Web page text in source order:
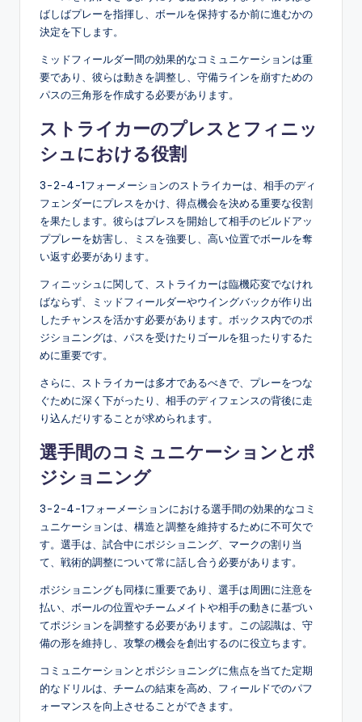
ばしばプレーを指揮し、ボールを保持するか前に進むかの
決定を下します。
ミッドフィールダー間の効果的なコミュニケーションは重
要であり、彼らは動きを調整し、守備ラインを崩すための
パスの三角形を作成する必要があります。
ストライカーのプレスとフィニッ
シュにおける役割
3-2-4-1フォーメーションのストライカーは、相手のディ
フェンダーにプレスをかけ、得点機会を決める重要な役割
を果たします。彼らはプレスを開始して相手のビルドアッ
ププレーを妨害し、ミスを強要し、高い位置でボールを奪
い返す必要があります。
フィニッシュに関して、ストライカーは臨機応変でなけれ
ばならず、ミッドフィールダーやウイングバックが作り出
したチャンスを活かす必要があります。ボックス内でのポ
ジショニングは、パスを受けたりゴールを狙ったりするた
めに重要です。
さらに、ストライカーは多才であるべきで、プレーをつな
ぐために深く下がったり、相手のディフェンスの背後に走
り込んだりすることが求められます。
選手間のコミュニケーションとポ
ジショニング
3-2-4-1フォーメーションにおける選手間の効果的なコミ
ュニケーションは、構造と調整を維持するために不可欠で
す。選手は、試合中にポジショニング、マークの割り当
て、戦術的調整について常に話し合う必要があります。
ポジショニングも同様に重要であり、選手は周囲に注意を
払い、ボールの位置やチームメイトや相手の動きに基づい
てポジションを調整する必要があります。この認識は、守
備の形を維持し、攻撃の機会を創出するのに役立ちます。
コミュニケーションとポジショニングに焦点を当てた定期
的なドリルは、チームの結束を高め、フィールドでのパフ
ォーマンスを向上させることができます。